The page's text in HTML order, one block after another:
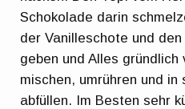
Schokolade darin
der Vanilleschote und
geben und Alles
mischen, umrühren und in
abfüllen. Im Besten sehr